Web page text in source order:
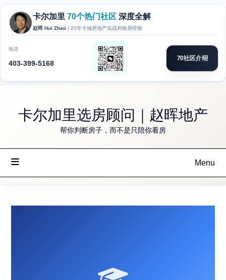
卡尔加里选房顾问｜赵晖地产
帮你判断房子，而不是只陪你看房
Menu